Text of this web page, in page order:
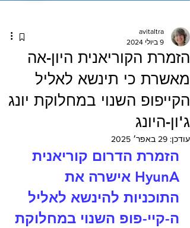
הזמרת הקוריאנית היון-אה
מאשרת כי תינשא לאליל
הקייפופ השנוי במחלוקת יונג
ג'ון-היונג
avitaltra
9 ביולי 2024
עודכן: 29 באפר׳ 2025
הזמרת הדרום קוריאנית
HyunA אישרה את
התוכניות להינשא לאליל
ה-קיי-פופ השנוי במחלוקת